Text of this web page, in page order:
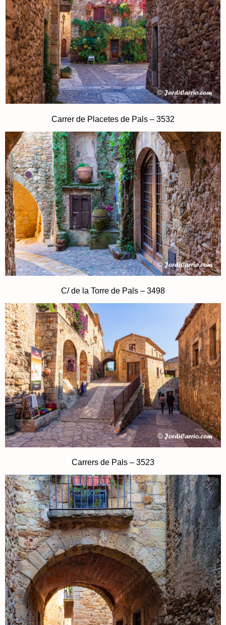
Carrer de Placetes de Pals – 3532
C/ de la Torre de Pals – 3498
Carrers de Pals – 3523